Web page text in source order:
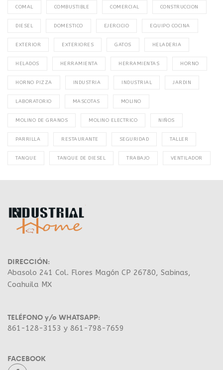
COMAL COMBUSTIBLE COMERCIAL CONSTRUCCION
DIESEL DOMESTICO EJERCICIO EQUIPO COCINA
EXTERIOR EXTERIORES GATOS HELADERIA
HELADOS HERRAMIENTA HERRAMIENTAS HORNO
HORNO PIZZA INDUSTRIA INDUSTRIAL JARDIN
LABORATORIO MASCOTAS MOLINO
MOLINO DE GRANOS MOLINO ELECTRICO NIÑOS
PARRILLA RESTAURANTE SEGURIDAD TALLER
TANQUE TANQUE DE DIESEL TRABAJO VENTILADOR
DIRECCIÓN:
Abasolo 241 Col. Flores Magón CP 26780, Sabinas,
Coahuila MX
TELÉFONO y/o WHATSAPP:
861-128-3153 y 861-798-7659
FACEBOOK